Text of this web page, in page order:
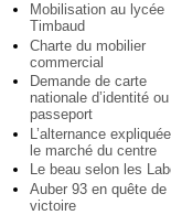
Mobilisation au lycée
Timbaud
Charte du mobilier
commercial
Demande de carte
nationale d’identité
passeport
L’alternance
le marché du centre
Le beau selon les
Auber 93 en quête de
victoire